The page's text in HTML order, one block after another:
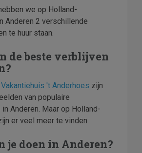
we op Holland-
Anderen 2 verschillende
te huur staan.
de beste verblijven
Vakantiehuis 't Anderhoes zijn
van populaire
Anderen. Maar op Holland-
er veel meer te vinden.
je doen in Anderen?